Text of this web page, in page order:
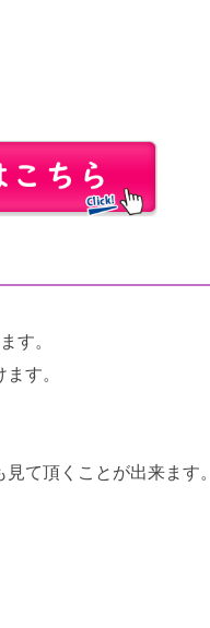
す。
す。
て頂くことが出来ます。